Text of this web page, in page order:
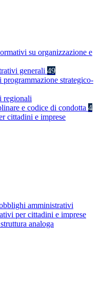
su organizzazione e
generali 49
strategico-
regionali
e codice di condotta 4
cittadini e imprese
amministrativi
per cittadini e imprese
analoga